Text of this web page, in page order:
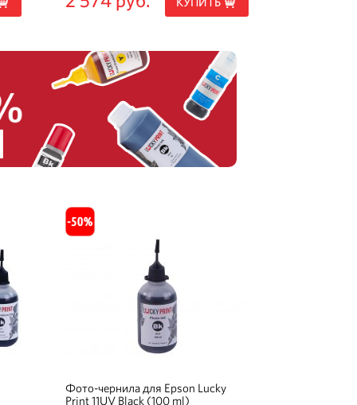
Фото-чернила для Epson Lucky
Print 11UV Black (100 ml)